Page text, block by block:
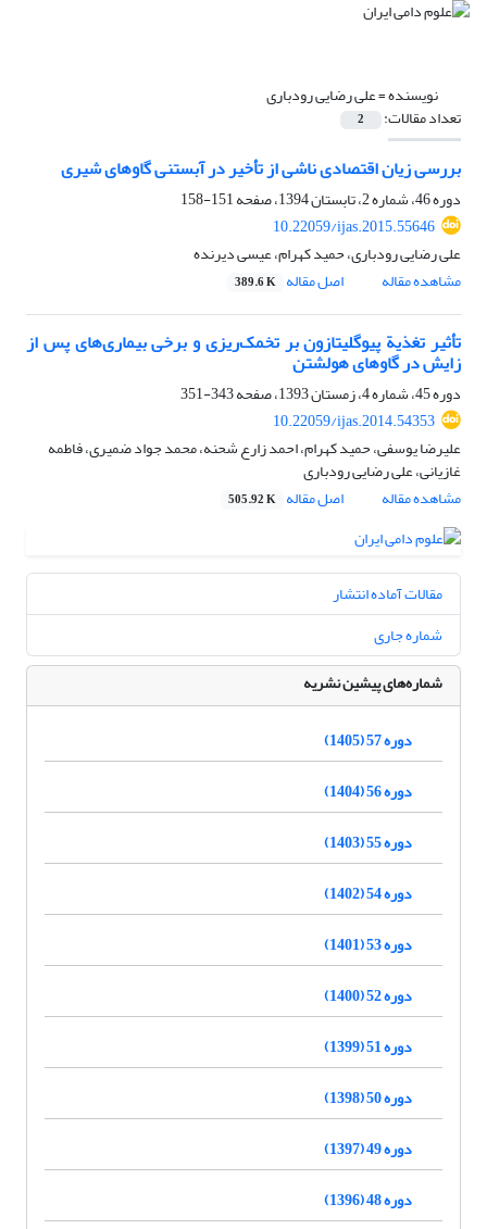
نویسنده =علی رضایی رودباری
تعداد مقالات: 2
بررسی زیان اقتصادی ناشی از تأخیر در آبستنی گاوهای شیری
دوره 46، شماره 2، تابستان 1394، صفحه
151-158
10.22059/ijas.2015.55646
علی رضایی رودباری، حمید کهرام، عیسی دیرنده
مشاهده مقاله
اصل مقاله 389.6 K
تأثیر تغذیة پیوگلیتازون بر تخمک‌ریزی و برخی بیماری‌های پس از
زایش در گاوهای هولشتن
دوره 45، شماره 4، زمستان 1393، صفحه
343-351
10.22059/ijas.2014.54353
علیرضا یوسفی، حمید کهرام، احمد زارع شحنه، محمد جواد ضمیری، فاطمه
غازیانی، علی رضایی رودباری
مشاهده مقاله
اصل مقاله 505.92 K
مقالات آماده انتشار
شماره جاری
شماره‌های پیشین نشریه
دوره 57 (1405)
دوره 56 (1404)
دوره 55 (1403)
دوره 54 (1402)
دوره 53 (1401)
دوره 52 (1400)
دوره 51 (1399)
دوره 50 (1398)
دوره 49 (1397)
دوره 48 (1396)